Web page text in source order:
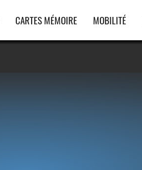
CARTES MÉMOIRE MOBILITÉ